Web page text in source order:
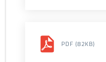
PDF (82KB)